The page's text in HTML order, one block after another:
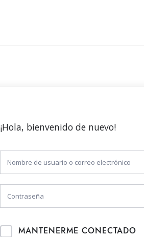
¡Hola, bienvenido de nuevo!
MANTENERME CONECTADO